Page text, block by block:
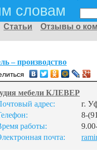
словам
Статьи
Отзывы о
– производство
мебели КЛЕВЕР
адрес:
г.
8-
работы:
почта: